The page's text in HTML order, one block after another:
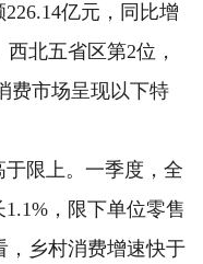
亿元，同比增
北五省区第2位，
费市场呈现以下特
限上。一季度，全
，限下单位零售
，乡村消费增速快于